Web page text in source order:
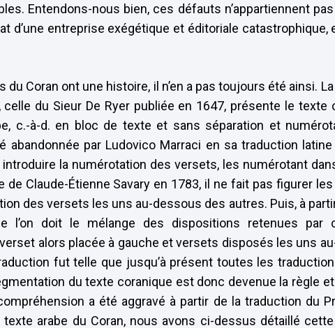
Entendons-nous bien, ces défauts n’appartiennent pas
d’une entreprise exégétique et éditoriale catastrophique,
du Coran ont une histoire, il n’en a pas toujours été ainsi.
du Sieur De Ryer publiée en 1647, présente le texte
c.-à-d. en bloc de texte et sans séparation et
par Ludovico Marraci en sa traduction
la numérotation des versets, les numérotant
Claude-Étienne Savary en 1783, il ne fait pas figurer
des versets les uns au-dessous des autres. Puis, à
l’on doit le mélange des dispositions retenues par
alors placée à gauche et versets disposés les uns
fut telle que jusqu’à présent toutes les
du texte coranique est donc devenue la règle
a été aggravé à partir de la traduction du
arabe du Coran, nous avons ci-dessus détaillé